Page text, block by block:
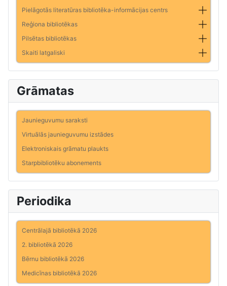
Pielāgotās literatūras bibliotēka-informācijas centrs
Reģiona bibliotēkas
Pilsētas bibliotēkas
Skaiti latgaliski
Grāmatas
Jaunieguvumu saraksti
Virtuālās jaunieguvumu izstādes
Elektroniskais grāmatu plaukts
Starpbibliotēku abonements
Periodika
Centrālajā bibliotēkā 2026
2. bibliotēkā 2026
Bērnu bibliotēkā 2026
Medicīnas bibliotēkā 2026